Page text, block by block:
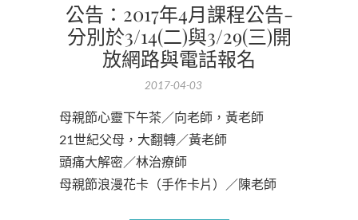
公告：2017年4月課程公告-
分別於3/14(二)與3/29(三)開
放網路與電話報名
2017-04-03
母親節心靈下午茶／向老師，黃老師
21世紀父母，大翻轉／黃老師
頭痛大解密／林治療師
母親節浪漫花卡（手作卡片）／陳老師